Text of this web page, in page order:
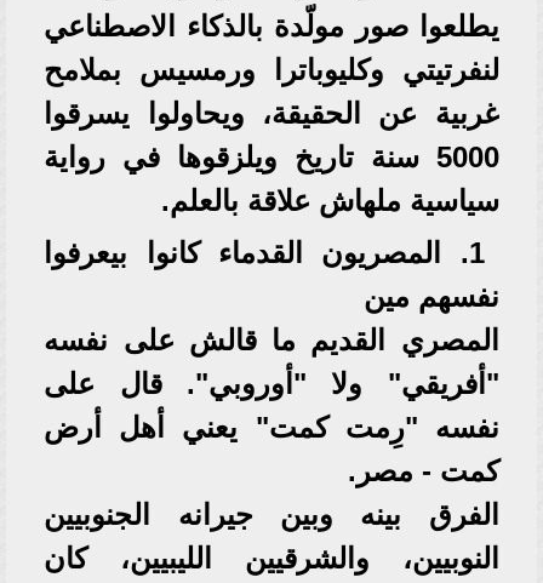
يطلعوا صور مولّدة بالذكاء الاصطناعي
لنفرتيتي وكليوباترا ورمسيس بملامح
غربية عن الحقيقة، ويحاولوا يسرقوا
5000 سنة تاريخ ويلزقوها في رواية
سياسية ملهاش علاقة بالعلم.
1. المصريون القدماء كانوا بيعرفوا
نفسهم مين
المصري القديم ما قالش على نفسه
"أفريقي" ولا "أوروبي". قال على
نفسه "رِمت كمت" يعني أهل أرض
كمت - مصر.
الفرق بينه وبين جيرانه الجنوبيين
النوبيين، والشرقيين الليبيين، كان